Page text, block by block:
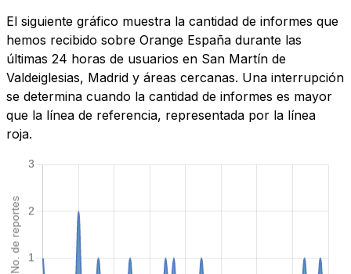
El siguiente gráfico muestra la cantidad de informes que
hemos recibido sobre Orange España durante las
últimas 24 horas de usuarios en San Martín de
Valdeiglesias, Madrid y áreas cercanas. Una interrupción
se determina cuando la cantidad de informes es mayor
que la línea de referencia, representada por la línea
roja.